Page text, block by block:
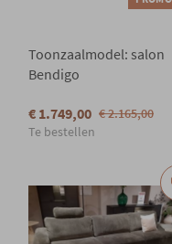
Toonzaalmodel: salon
Bendigo
€ 1.749,00 € 2.165,00
Te bestellen